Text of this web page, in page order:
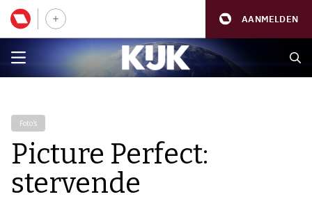
AANMELDEN
Foto's
Picture Perfect:
stervende